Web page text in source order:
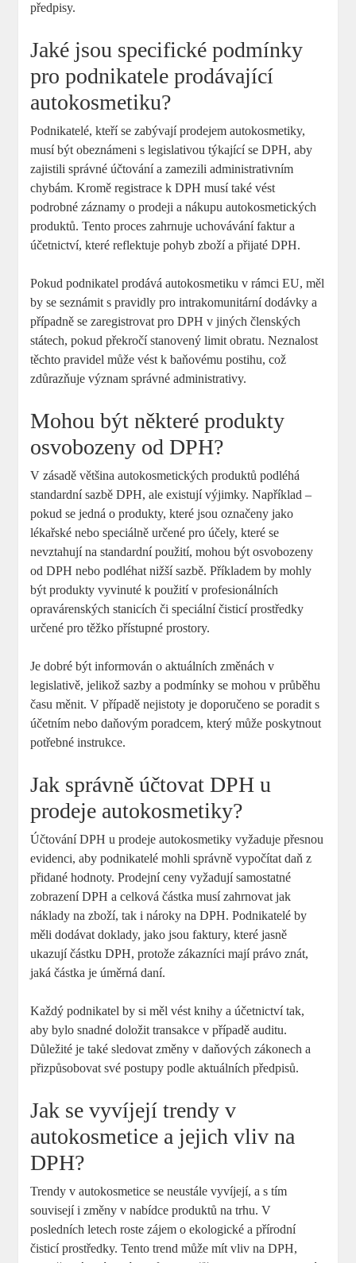
předpisy.
Jaké jsou ⁢specifické podmínky
pro podnikatele ⁣prodávající
autokosmetiku?
Podnikatelé, kteří se zabývají ⁤prodejem autokosmetiky,
musí‍ být ⁢obeznámeni s legislativou týkající se DPH, aby
zajistili správné účtování a zamezili administrativním
chybám. Kromě registrace k ‌DPH​ musí také vést
podrobné záznamy o prodeji a nákupu ​autokosmetických
produktů. Tento proces zahrnuje uchovávání faktur a
účetnictví, které‍ reflektuje pohyb zboží a přijaté ⁢DPH.
Pokud podnikatel prodává autokosmetiku v rámci EU, měl
by se seznámit s pravidly pro intrakomunitární dodávky a
případně se ‍zaregistrovat pro DPH v jiných členských
státech, pokud překročí ⁣stanovený limit obratu. ⁢Neznalost
těchto pravidel může‌ vést k baňovému postihu, což
zdůrazňuje význam správné administrativy.
Mohou být některé produkty
osvobozeny od DPH?
V zásadě většina autokosmetických produktů podléhá
standardní sazbě⁢ DPH, ‍ale existují výjimky. Například –
pokud se jedná⁢ o produkty, které​ jsou⁢ označeny jako
lékařské nebo speciálně určené⁢ pro účely, které se ​
nevztahují na standardní použití, mohou být osvobozeny
od DPH nebo podléhat nižší‌ sazbě. Příkladem by⁣ mohly
být produkty vyvinuté k použití v profesionálních
opravárenských stanicích či speciální ‌čisticí prostředky
‍určené pro těžko přístupné prostory.
Je dobré být informován o aktuálních​ změnách v⁣
legislativě, jelikož ‍sazby a podmínky se mohou⁣ v průběhu
času měnit. V případě nejistoty je ‍doporučeno‌ se poradit⁢ s
účetním nebo daňovým poradcem, který může poskytnout
potřebné instrukce.
Jak správně účtovat DPH u
prodeje autokosmetiky?
Účtování DPH u prodeje autokosmetiky vyžaduje přesnou
⁤evidenci, aby podnikatelé mohli správně⁢ vypočítat daň z
‌přidané hodnoty. Prodejní ceny vyžadují samostatné
zobrazení DPH a celková ⁤částka musí zahrnovat jak
náklady ⁤na zboží,‍ tak i ​nároky na DPH. Podnikatelé by
‌měli ​dodávat doklady, jako jsou faktury, které jasně
ukazují částku DPH, protože zákazníci mají ⁤právo znát,
jaká částka je úměrná daní.
Každý podnikatel by si měl vést knihy a účetnictví tak,
aby bylo snadné doložit transakce ⁤v případě auditu.
Důležité je také sledovat změny​ v daňových⁢ zákonech a
‍přizpůsobovat své postupy podle aktuálních předpisů.
Jak se vyvíjejí ​trendy v⁣
autokosmetice a jejich vliv na
DPH?
Trendy v autokosmetice se neustále vyvíjejí, a s tím
souvisejí i změny v nabídce ‍produktů na trhu.​ V
posledních letech roste‍ zájem o ekologické a přírodní
čisticí prostředky. Tento trend může mít⁢ vliv na DPH,